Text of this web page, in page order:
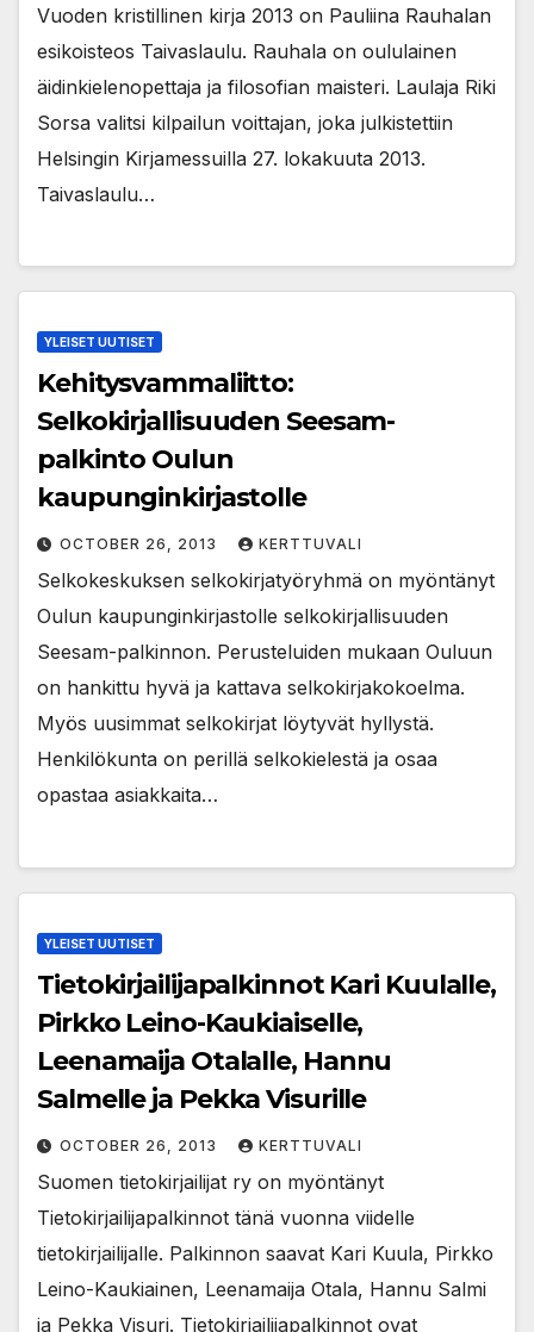
Vuoden kristillinen kirja 2013 on Pauliina Rauhalan
esikoisteos Taivaslaulu. Rauhala on oululainen
äidinkielenopettaja ja filosofian maisteri. Laulaja Riki
Sorsa valitsi kilpailun voittajan, joka julkistettiin
Helsingin Kirjamessuilla 27. lokakuuta 2013.
Taivaslaulu…
YLEISET UUTISET
Kehitysvammaliitto:
Selkokirjallisuuden Seesam-
palkinto Oulun
kaupunginkirjastolle
OCTOBER 26, 2013 KERTTUVALI
Selkokeskuksen selkokirjatyöryhmä on myöntänyt
Oulun kaupunginkirjastolle selkokirjallisuuden
Seesam-palkinnon. Perusteluiden mukaan Ouluun
on hankittu hyvä ja kattava selkokirjakokoelma.
Myös uusimmat selkokirjat löytyvät hyllystä.
Henkilökunta on perillä selkokielestä ja osaa
opastaa asiakkaita…
YLEISET UUTISET
Tietokirjailijapalkinnot Kari Kuulalle,
Pirkko Leino-Kaukiaiselle,
Leenamaija Otalalle, Hannu
Salmelle ja Pekka Visurille
OCTOBER 26, 2013 KERTTUVALI
Suomen tietokirjailijat ry on myöntänyt
Tietokirjailijapalkinnot tänä vuonna viidelle
tietokirjailijalle. Palkinnon saavat Kari Kuula, Pirkko
Leino-Kaukiainen, Leenamaija Otala, Hannu Salmi
ja Pekka Visuri. Tietokirjailijapalkinnot ovat